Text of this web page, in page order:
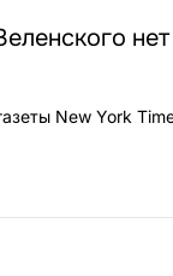
New York